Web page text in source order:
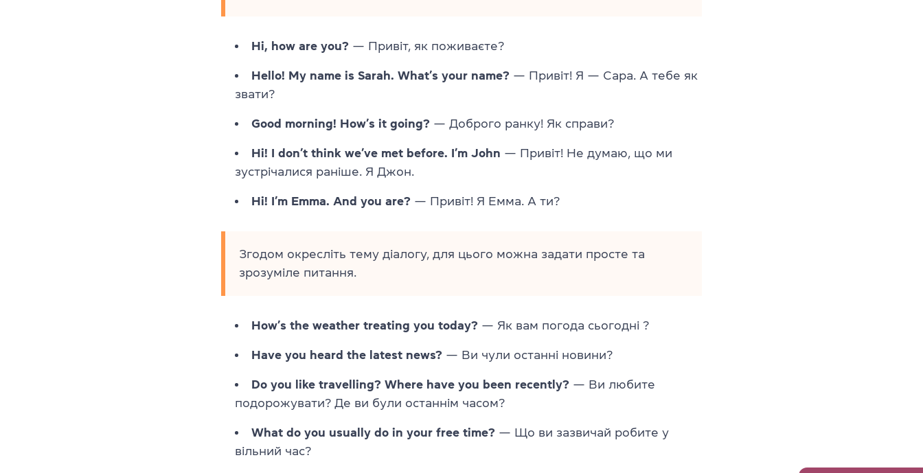
Hi, how are you? — Привіт, як поживаєте?
Hello! My name is Sarah. What’s your name? — Привіт! Я — Сара. А тебе як
звати?
Good morning! How’s it going? — Доброго ранку! Як справи?
Hi! I don’t think we’ve met before. I’m John — Привіт! Не думаю, що ми
зустрічалися раніше. Я Джон.
Hi! I’m Emma. And you are? — Привіт! Я Емма. А ти?
Згодом окресліть тему діалогу, для цього можна задати просте та
зрозуміле питання.
How’s the weather treating you today? — Як вам погода сьогодні ?
Have you heard the latest news? — Ви чули останні новини?
Do you like travelling? Where have you been recently? — Ви любите
подорожувати? Де ви були останнім часом?
What do you usually do in your free time? — Що ви зазвичай робите у
вільний час?